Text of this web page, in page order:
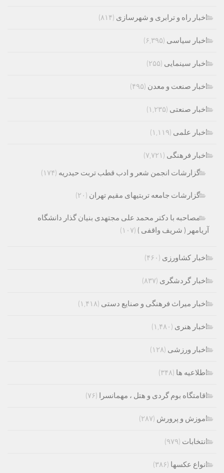
اخبار راه و ترابری و شهرسازی (۸۱۴)
اخبار سیاسی (۶,۳۹۵)
اخبار سینمایی (۲۵۵)
اخبار صنعت و معدن (۴۹۵)
اخبار صنعتی (۱,۲۳۵)
اخبار علمی (۱,۱۱۹)
اخبار فرهنگی (۷,۷۲۱)
گزارشات انجمن شعر و ادب قطب تربت حیدریه (۱۷۴)
گزارشات جامعه تربتیهای مقیم تهران (۲۰)
مصاحبه با دکتر محمد علی مجتهدی بنیان گذار دانشگاه
آریامهر ( شریف واقفی ) (۱۰۷)
اخبار کشاورزی (۴۶۰)
اخبار گردشگری (۸۳۷)
اخبار میراث فرهنگی و صنایع دستی (۱,۴۱۸)
اخبار هنری (۱,۴۸۰)
اخبار ورزشی (۱۲۸)
اطلاعیه ها (۳۴۸)
اقامتگاه بوم گردی و هتل ، مهمانسرا (۷۶)
اموزش و پرورش (۲۸۷)
انتخابات (۹۷۹)
انواع عکسها (۳۸۶)